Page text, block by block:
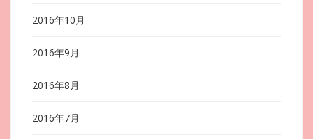
2016年10月
2016年9月
2016年8月
2016年7月